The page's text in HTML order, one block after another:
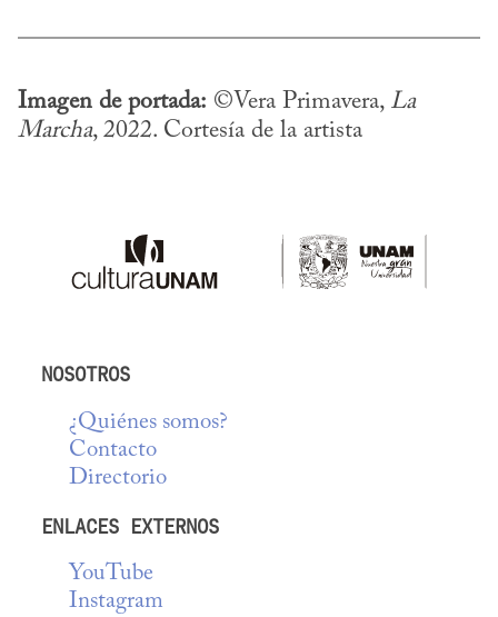
Imagen de portada: ©Vera Primavera, La
Marcha, 2022. Cortesía de la artista
NOSOTROS
¿Quiénes somos?
Contacto
Directorio
ENLACES EXTERNOS
YouTube
Instagram